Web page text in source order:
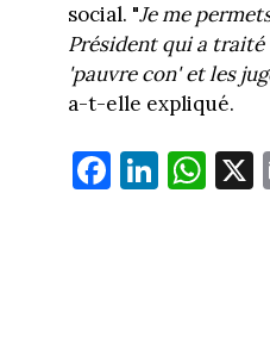
social. "Je me
Président qui a
'pauvre con' et les
a-t-elle expliqué.
Fa
ce
Li
nk
W
ha
X